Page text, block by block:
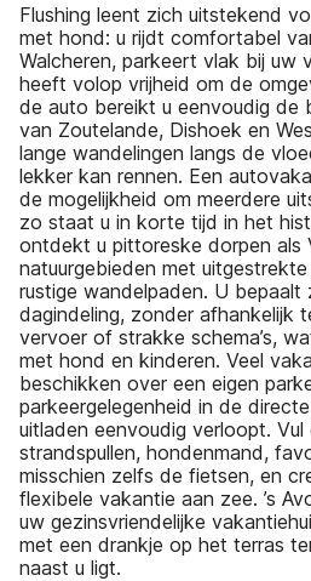
Flushing leent zich uitstekend
met hond: u rijdt comfortabel
Walcheren, parkeert vlak bij uw
heeft volop vrijheid om de
de auto bereikt u eenvoudig de
van Zoutelande, Dishoek en
lange wandelingen langs de
lekker kan rennen. Een
de mogelijkheid om meerdere
zo staat u in korte tijd in het
ontdekt u pittoreske dorpen als
natuurgebieden met
rustige wandelpaden. U
dagindeling, zonder afhankelijk
vervoer of strakke schema’s,
met hond en kinderen. Veel
beschikken over een eigen
parkeergelegenheid in de
uitladen eenvoudig verloopt.
strandspullen, hondenmand,
misschien zelfs de fietsen, en
flexibele vakantie aan zee. ’s
uw gezinsvriendelijke
met een drankje op het terras
naast u ligt.